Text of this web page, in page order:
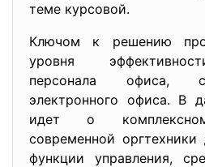
теме курсовой.
Ключом к решению
уровня
персонала офиса,
электронного офиса. В
идет о комплексном
современной оргтехники
функции управления,